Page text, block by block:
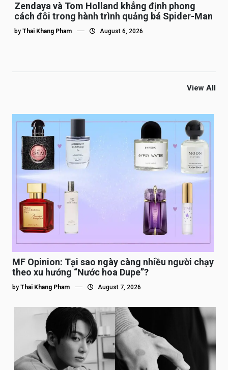
Zendaya và Tom Holland khẳng định phong
cách đôi trong hành trình quảng bá Spider-Man
by Thai Khang Pham August 6, 2026
View All
MF Opinion: Tại sao ngày càng nhiều người chạy
theo xu hướng “Nước hoa Dupe”?
by Thai Khang Pham August 7, 2026